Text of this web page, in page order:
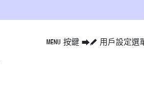
G 按鍵 UA 用戶設定選